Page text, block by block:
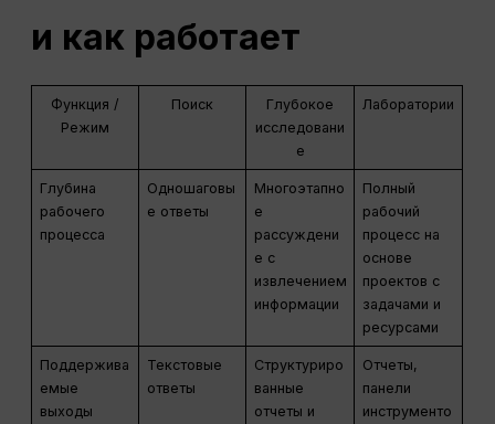
и как работает
Функция /
Режим
Поиск
Глубокое
исследовани
е
Лаборатории
Глубина
рабочего
процесса
Одношаговы
е ответы
Многоэтапно
е
рассуждени
е с
извлечением
информации
Полный
рабочий
процесс на
основе
проектов с
задачами и
ресурсами
Поддержива
емые
выходы
Текстовые
ответы
Структуриро
ванные
отчеты и
Отчеты,
панели
инструменто